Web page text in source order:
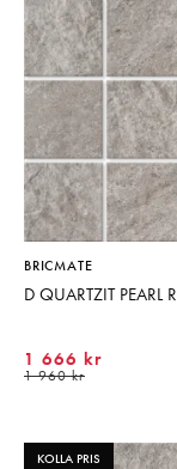
BRICMATE
D QUARTZIT PEARL
1 666 kr
1 960 kr
KOLLA PRIS